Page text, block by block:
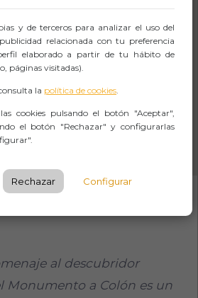
al descubridor
Monumento a Colón es un
y de terceros para analizar el uso del
relacionada con tu preferencia
elaborado a partir de tu hábito de
páginas visitadas).
la política de cookies
cookies pulsando el botón "Aceptar",
el botón "Rechazar" y configurarlas
Rechazar Configurar